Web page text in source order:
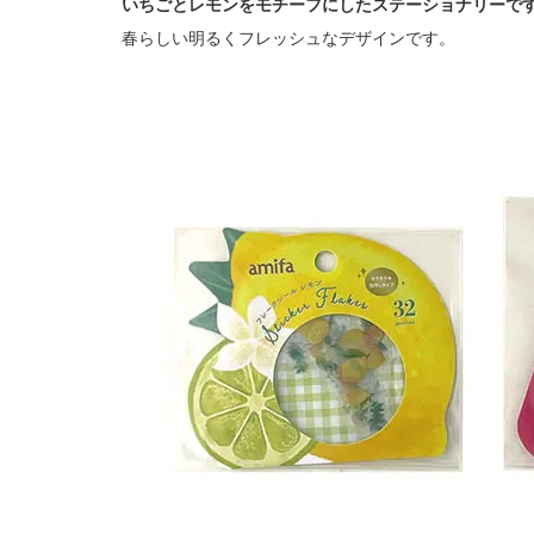
いちごとレモンをモチーフにしたステーショナリーで
春らしい明るくフレッシュなデザインです。